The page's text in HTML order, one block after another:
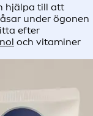
hjälpa till att
under ögonen
efter
och vitaminer